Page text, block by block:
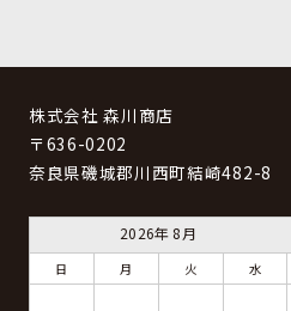
株式会社 森川商店
〒636-0202
奈良県磯城郡川西町結崎482-8
2026年 8月
日 月 火 水